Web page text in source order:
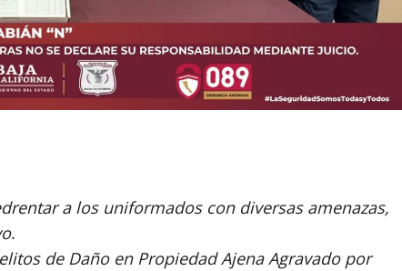
a los uniformados con diversas amenazas,
.
de Daño en Propiedad Ajena Agravado por